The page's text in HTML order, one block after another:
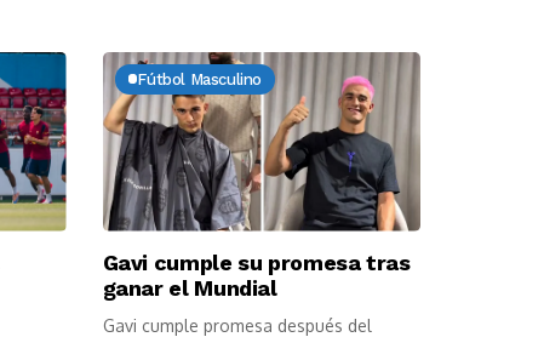
Fútbol Masculino
Gavi cumple su promesa tras
ganar el Mundial
Gavi cumple promesa después del